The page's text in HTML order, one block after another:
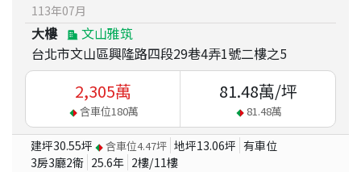
113年07月
大樓
文山雅筑
台北市文山區興隆路四段29巷4弄1號二樓之5
2,305萬
含車位180萬
81.48萬/坪
81.48萬
建坪30.55坪 含車位4.47坪 地坪13.06坪 有車位
3房3廳2衛 25.6年 2樓/11樓